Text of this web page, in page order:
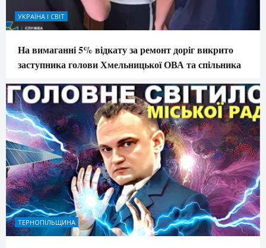
УКРАЇНА І СВІТ
На вимаганні 5% відкату за ремонт доріг викрито
заступника голови Хмельницької ОВА та спільника
ТЕРНОПІЛЬЩИНА